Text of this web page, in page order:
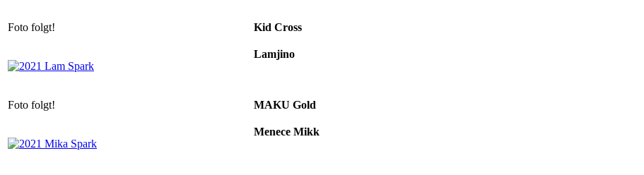
Foto folgt! Kid Cross
Lamjino
Foto folgt! MAKU Gold
Menece Mikk